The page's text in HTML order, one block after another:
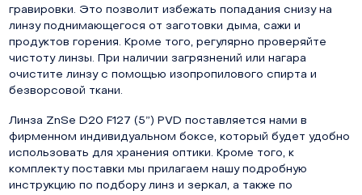
гравировки. Это позволит избежать попадания снизу на
линзу поднимающегося от заготовки дыма, сажи и
продуктов горения. Кроме того, регулярно проверяйте
чистоту линзы. При наличии загрязнений или нагара
очистите линзу с помощью изопропилового спирта и
безворсовой ткани.
Линза ZnSe D20 F127 (5”) PVD поставляется нами в
фирменном индивидуальном боксе, который будет удобно
использовать для хранения оптики. Кроме того, к
комплекту поставки мы прилагаем нашу подробную
инструкцию по подбору линз и зеркал, а также по